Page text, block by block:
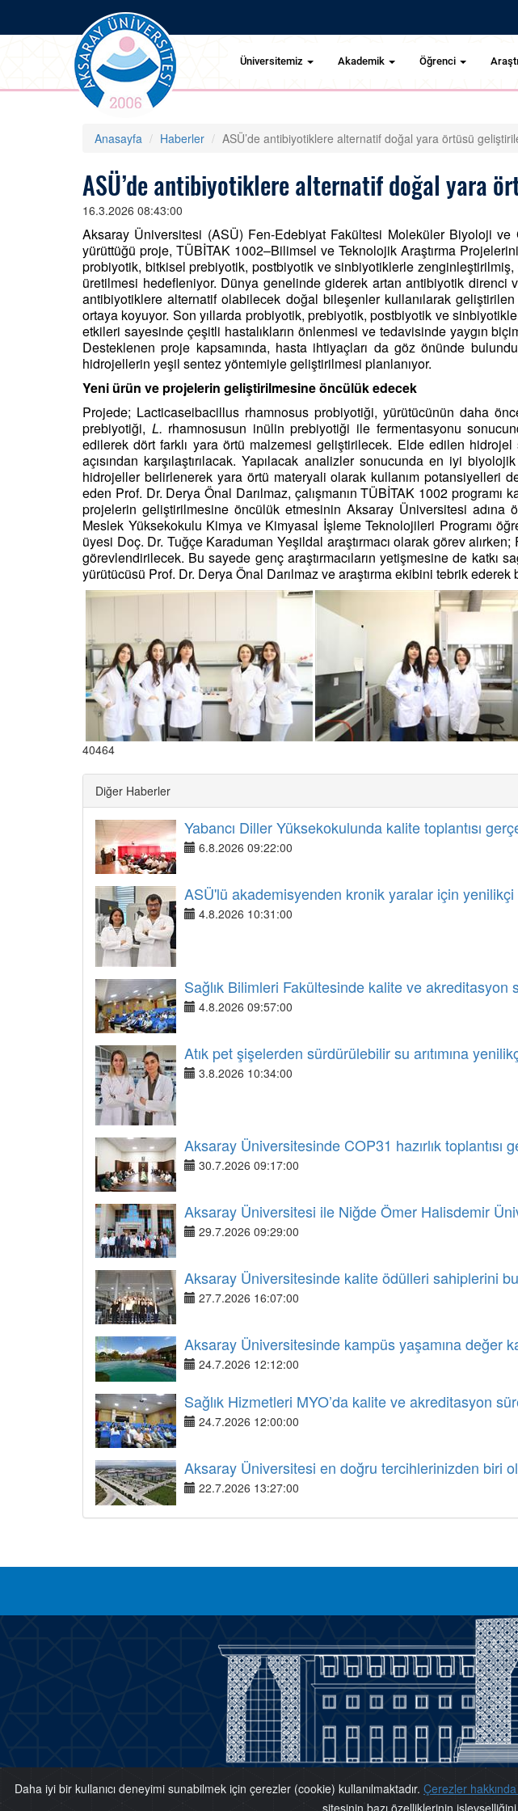
Üniversitemiz Akademik Öğrenci
Anasayfa Haberler ASÜ’de antibiyotiklere alternatif doğal yara örtüsü
ASÜ’de antibiyotiklere alternatif doğal yara
16.3.2026 08:43:00
Aksaray Üniversitesi (ASÜ) Fen-Edebiyat Fakültesi Moleküler Biyoloji
yürüttüğü proje, TÜBİTAK 1002–Bilimsel ve Teknolojik Araştırma
probiyotik, bitkisel prebiyotik, postbiyotik ve sinbiyotiklerle
üretilmesi hedefleniyor. Dünya genelinde giderek artan antibiyotik direnci
antibiyotiklere alternatif olabilecek doğal bileşenler kullanılarak
ortaya koyuyor. Son yıllarda probiyotik, prebiyotik, postbiyotik ve
etkileri sayesinde çeşitli hastalıkların önlenmesi ve tedavisinde yaygın
Desteklenen proje kapsamında, hasta ihtiyaçları da göz önünde
hidrojellerin yeşil sentez yöntemiyle geliştirilmesi planlanıyor.
Yeni ürün ve projelerin geliştirilmesine öncülük edecek
Projede; Lacticaseibacillus rhamnosus probiyotiği, yürütücünün daha
prebiyotiği, L. rhamnosusun inülin prebiyotiği ile fermentasyonu
edilerek dört farklı yara örtü malzemesi geliştirilecek. Elde edilen
açısından karşılaştırılacak. Yapılacak analizler sonucunda en iyi
hidrojeller belirlenerek yara örtü materyali olarak kullanım potansiyelleri
eden Prof. Dr. Derya Önal Darılmaz, çalışmanın TÜBİTAK 1002
projelerin geliştirilmesine öncülük etmesinin Aksaray Üniversitesi
Meslek Yüksekokulu Kimya ve Kimyasal İşleme Teknolojileri Programı
üyesi Doç. Dr. Tuğçe Karaduman Yeşildal araştırmacı olarak görev
görevlendirilecek. Bu sayede genç araştırmacıların yetişmesine de katkı
yürütücüsü Prof. Dr. Derya Önal Darılmaz ve araştırma ekibini tebrik ederek
40464
Diğer Haberler
Yabancı Diller Yüksekokulunda kalite toplantısı
6.8.2026 09:22:00
ASÜ'lü akademisyenden kronik yaralar için yenilikçi
4.8.2026 10:31:00
Sağlık Bilimleri Fakültesinde kalite ve akreditasyon
4.8.2026 09:57:00
Atık pet şişelerden sürdürülebilir su arıtımına
3.8.2026 10:34:00
Aksaray Üniversitesinde COP31 hazırlık toplantısı
30.7.2026 09:17:00
Aksaray Üniversitesi ile Niğde Ömer Halisdemir
29.7.2026 09:29:00
Aksaray Üniversitesinde kalite ödülleri sahiplerini
27.7.2026 16:07:00
Aksaray Üniversitesinde kampüs yaşamına değer
24.7.2026 12:12:00
Sağlık Hizmetleri MYO’da kalite ve akreditasyon
24.7.2026 12:00:00
Aksaray Üniversitesi en doğru tercihlerinizden biri
22.7.2026 13:27:00
Daha iyi bir kullanıcı deneyimi sunabilmek için çerezler (cookie) kullanılmaktadır. Çerezler
sitesinin bazı özelliklerinin